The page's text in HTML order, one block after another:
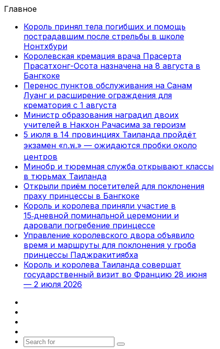
Главное
Король принял тела погибших и помощь
пострадавшим после стрельбы в школе
Нонтхбури
Королевская кремация врача Прасерта
Прасатхонг-Осота назначена на 8 августа в
Бангкоке
Перенос пунктов обслуживания на Санам
Луанг и расширение ограждения для
крематория с 1 августа
Министр образования наградил двоих
учителей в Накхон Рачасима за героизм
5 июля в 14 провинциях Таиланда пройдёт
экзамен «ก.พ.» — ожидаются пробки около
центров
Минобр и тюремная служба открывают классы
в тюрьмах Таиланда
Открыли приём посетителей для поклонения
праху принцессы в Бангкоке
Король и королева приняли участие в
15‑дневной поминальной церемонии и
даровали погребение принцессе
Управление королевского двора объявило
время и маршруты для поклонения у гроба
принцессы Паджракитиябха
Король и королева Таиланда совершат
государственный визит во Францию 28 июня
— 2 июля 2026
Search